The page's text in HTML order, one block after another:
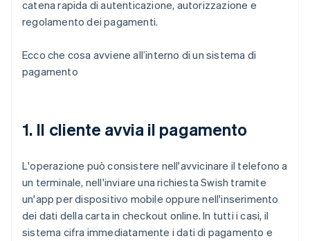
catena rapida di autenticazione, autorizzazione e
regolamento dei pagamenti.
Ecco che cosa avviene all’interno di un sistema di
pagamento
1. Il cliente avvia il pagamento
L'operazione può consistere nell'avvicinare il telefono a
un terminale, nell'inviare una richiesta Swish tramite
un'app per dispositivo mobile oppure nell'inserimento
dei dati della carta in checkout online. In tutti i casi, il
sistema cifra immediatamente i dati di pagamento e